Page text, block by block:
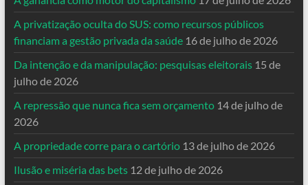
A privatização oculta do SUS: como recursos públicos
financiam a gestão privada da saúde 16 de julho de 2026
Da intenção e da manipulação: pesquisas eleitorais 15 de
julho de 2026
A repressão que nunca fica sem orçamento 14 de julho de
2026
A propriedade corre para o cartório 13 de julho de 2026
Ilusão e miséria das bets 12 de julho de 2026